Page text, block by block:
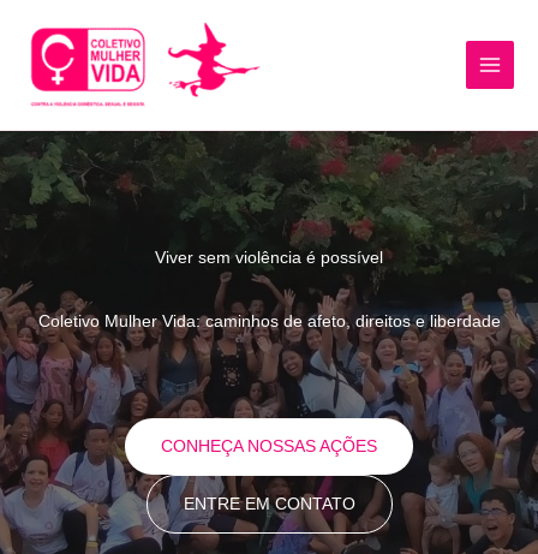
para
conteúdo
Viver sem violência é possível
Coletivo Mulher Vida: caminhos de afeto, direitos e liberdade
CONHEÇA NOSSAS AÇÕES
ENTRE EM CONTATO